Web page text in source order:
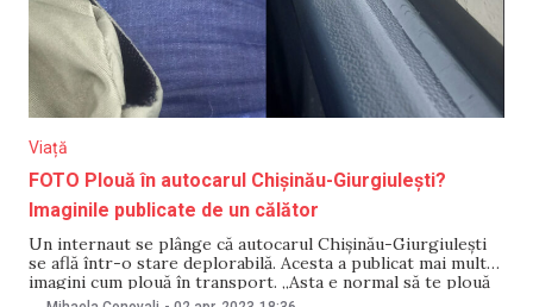
Viață
FOTO Plouă în autocarul Chișinău-Giurgiulești?
Imaginile publicate de un călător
Un internaut se plânge că autocarul Chișinău-Giurgiulești
se află într-o stare deplorabilă. Acesta a publicat mai multe
imagini cum plouă în transport. „Asta e normal să te plouă
în autocarul Chișinău-Giurgiulești!? Parcă s-a promis că